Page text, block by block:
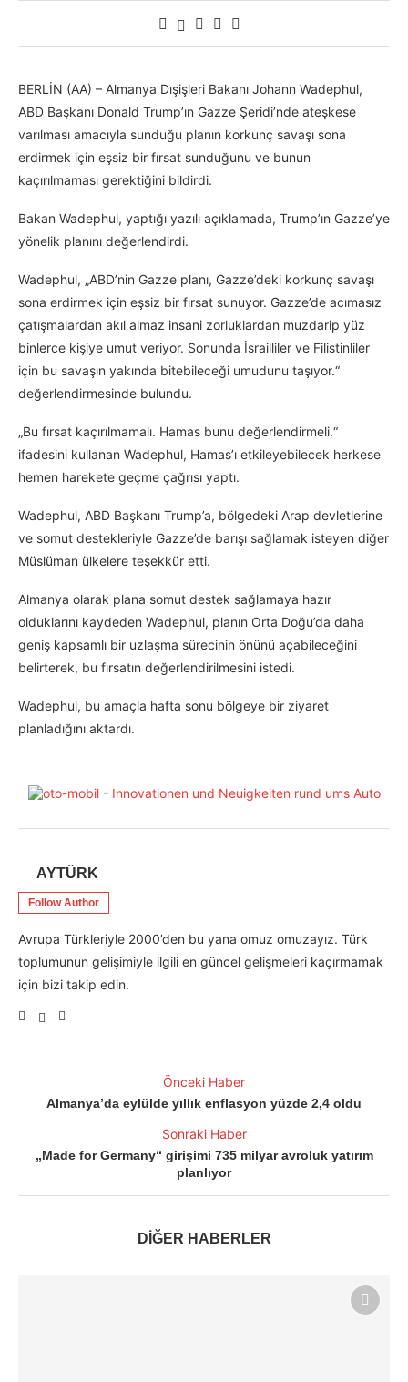
BERLİN (AA) – Almanya Dışişleri Bakanı Johann Wadephul,
ABD Başkanı Donald Trump’ın Gazze Şeridi’nde ateşkese
varılması amacıyla sunduğu planın korkunç savaşı sona
erdirmek için eşsiz bir fırsat sunduğunu ve bunun
kaçırılmaması gerektiğini bildirdi.
Bakan Wadephul, yaptığı yazılı açıklamada, Trump’ın Gazze’ye
yönelik planını değerlendirdi.
Wadephul, „ABD’nin Gazze planı, Gazze’deki korkunç savaşı
sona erdirmek için eşsiz bir fırsat sunuyor. Gazze’de acımasız
çatışmalardan akıl almaz insani zorluklardan muzdarip yüz
binlerce kişiye umut veriyor. Sonunda İsrailliler ve Filistinliler
için bu savaşın yakında bitebileceği umudunu taşıyor.“
değerlendirmesinde bulundu.
„Bu fırsat kaçırılmamalı. Hamas bunu değerlendirmeli.“
ifadesini kullanan Wadephul, Hamas’ı etkileyebilecek herkese
hemen harekete geçme çağrısı yaptı.
Wadephul, ABD Başkanı Trump’a, bölgedeki Arap devletlerine
ve somut destekleriyle Gazze’de barışı sağlamak isteyen diğer
Müslüman ülkelere teşekkür etti.
Almanya olarak plana somut destek sağlamaya hazır
olduklarını kaydeden Wadephul, planın Orta Doğu’da daha
geniş kapsamlı bir uzlaşma sürecinin önünü açabileceğini
belirterek, bu fırsatın değerlendirilmesini istedi.
Wadephul, bu amaçla hafta sonu bölgeye bir ziyaret
planladığını aktardı.
AYTÜRK
Follow Author
Avrupa Türkleriyle 2000’den bu yana omuz omuzayız. Türk
toplumunun gelişimiyle ilgili en güncel gelişmeleri kaçırmamak
için bizi takip edin.
Önceki Haber
Almanya’da eylülde yıllık enflasyon yüzde 2,4 oldu
Sonraki Haber
„Made for Germany“ girişimi 735 milyar avroluk yatırım
planlıyor
DİĞER HABERLER